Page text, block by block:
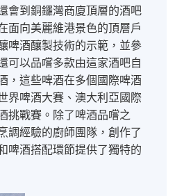
會到銅鑼灣商廈頂層的酒吧
面向美麗維港景色的頂層戶
啤酒釀製技術的示範，並參
可以品嚐多款由這家酒吧自
，這些啤酒在多個國際啤酒
界啤酒大賽、澳大利亞國際
挑戰賽。除了啤酒品嚐之
調經驗的廚師團隊，創作了
啤酒搭配環節提供了獨特的